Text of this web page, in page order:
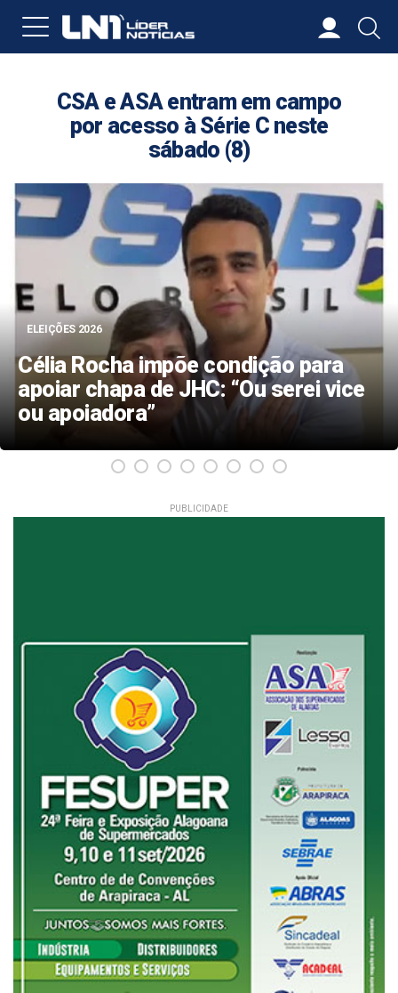
CSA e ASA entram em campo
por acesso à Série C neste
sábado (8)
ELEIÇÕES 2026
Partidos têm até 15 de agosto para
registrar candidaturas nas eleições
de 2026
PUBLICIDADE